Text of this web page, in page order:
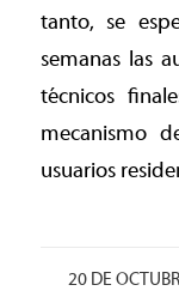
tanto, se
semanas las
técnicos
mecanismo
usuarios
20 DE